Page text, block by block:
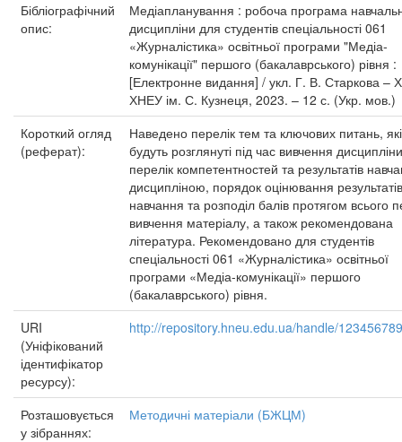
Бібліографічний
опис:
Медіапланування : робоча програма
дисципліни для студентів спеціальності 061
«Журналістика» освітньої програми "Медіа-
комунікації" першого (бакалаврського) рівня :
[Електронне видання] / укл. Г. В. Старкова –
ХНЕУ ім. С. Кузнеця, 2023. – 12 с. (Укр. мов.)
Короткий огляд
(реферат):
Наведено перелік тем та ключових питань, які
будуть розглянуті під час вивчення
перелік компетентностей та результатів
дисципліною, порядок оцінювання результатів
навчання та розподіл балів протягом всього
вивчення матеріалу, а також рекомендована
література. Рекомендовано для студентів
спеціальності 061 «Журналістика» освітньої
програми «Медіа-комунікації» першого
(бакалаврського) рівня.
URI
(Уніфікований
ідентифікатор
ресурсу):
http://repository.hneu.edu.ua/handle/
Розташовується
у зібраннях:
Методичні матеріали (БЖЦМ)